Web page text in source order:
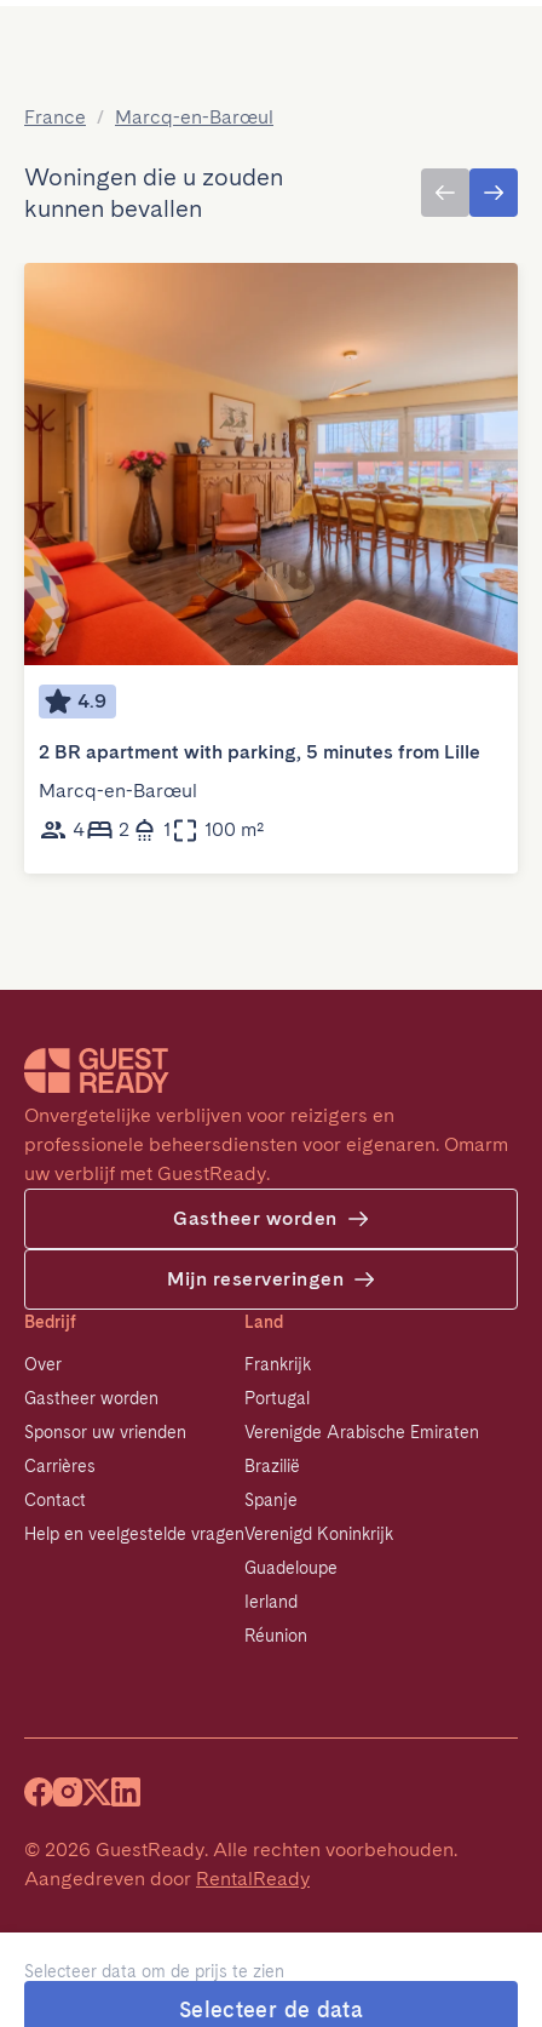
Selecteer data om de prijs te zien
Selecteer de data
France / Marcq-en-Barœul
Woningen die u zouden
kunnen bevallen
4.9
2 BR apartment with parking, 5 minutes from Lille
Marcq-en-Barœul
4
2 1 100 m²
Onvergetelijke verblijven voor reizigers en
professionele beheersdiensten voor eigenaren. Omarm
uw verblijf met GuestReady.
Gastheer worden
Mijn reserveringen
Bedrijf
Over
Gastheer worden
Sponsor uw vrienden
Carrières
Contact
Help en veelgestelde vragen
Land
Frankrijk
Portugal
Verenigde Arabische Emiraten
Brazilië
Spanje
Verenigd Koninkrijk
Guadeloupe
Ierland
Réunion
© 2026 GuestReady. Alle rechten voorbehouden.
Aangedreven door RentalReady